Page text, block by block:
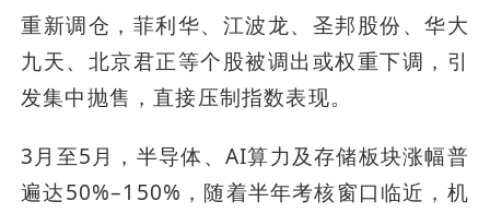
重新调仓，菲利华、江波龙、圣邦股份、华大
九天、北京君正等个股被调出或权重下调，引
发集中抛售，直接压制指数表现。
3月至5月，半导体、AI算力及存储板块涨幅普
遍达50%–150%，随着半年考核窗口临近，机